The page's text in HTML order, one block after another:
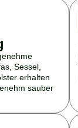
Sessel,
erhalten
sauber